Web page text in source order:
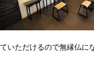
いただけるので無縁仏に